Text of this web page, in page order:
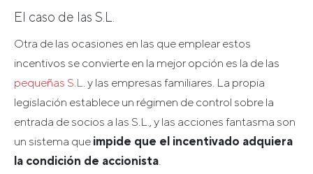
El caso de las S.L.
Otra de las ocasiones en las que emplear estos
incentivos se convierte en la mejor opción es la de las
pequeñas S.L. y las empresas familiares. La propia
legislación establece un régimen de control sobre la
entrada de socios a las S.L., y las acciones fantasma son
un sistema que impide que el incentivado adquiera
la condición de accionista.